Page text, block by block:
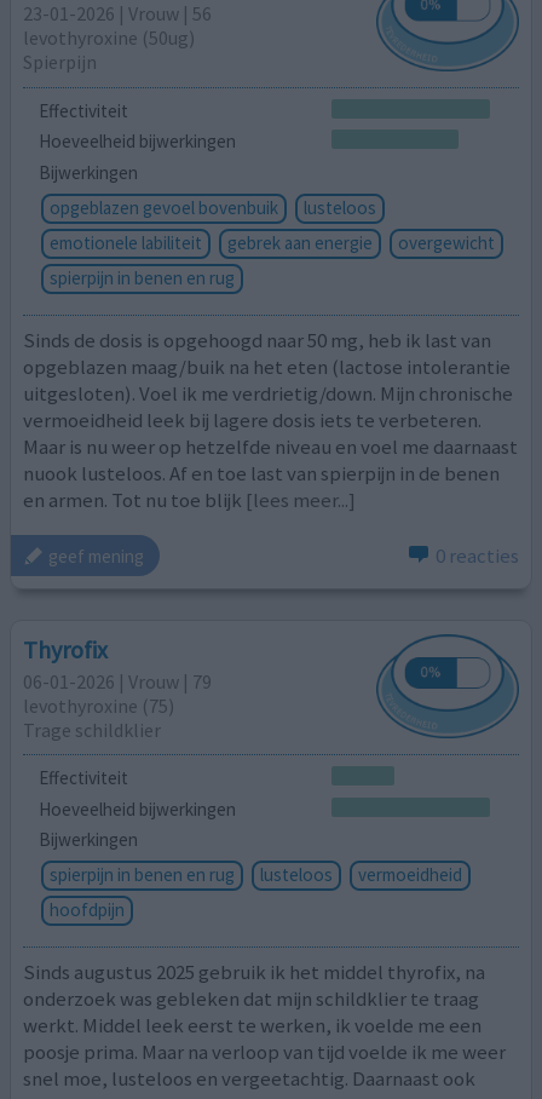
23-01-2026 | Vrouw | 56
levothyroxine (50ug)
Spierpijn
Effectiviteit
Hoeveelheid bijwerkingen
Bijwerkingen
opgeblazen gevoel bovenbuik
lusteloos
emotionele labiliteit
gebrek aan energie
overgewicht
spierpijn in benen en rug
Sinds de dosis is opgehoogd naar 50 mg, heb ik last van
opgeblazen maag/buik na het eten (lactose intolerantie
uitgesloten). Voel ik me verdrietig/down. Mijn chronische
vermoeidheid leek bij lagere dosis iets te verbeteren.
Maar is nu weer op hetzelfde niveau en voel me daarnaast
nuook lusteloos. Af en toe last van spierpijn in de benen
en armen. Tot nu toe blijk [lees meer...]
geef mening 0 reacties
Thyrofix
06-01-2026 | Vrouw | 79
levothyroxine (75)
Trage schildklier
Effectiviteit
Hoeveelheid bijwerkingen
Bijwerkingen
spierpijn in benen en rug
lusteloos
vermoeidheid
hoofdpijn
Sinds augustus 2025 gebruik ik het middel thyrofix, na
onderzoek was gebleken dat mijn schildklier te traag
werkt. Middel leek eerst te werken, ik voelde me een
poosje prima. Maar na verloop van tijd voelde ik me weer
snel moe, lusteloos en vergeetachtig. Daarnaast ook